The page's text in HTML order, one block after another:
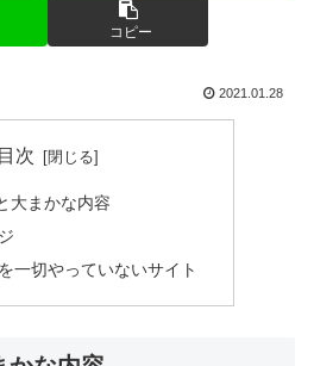
コピー
2021.01.28
目次
大まかな内容
一切やっていないサイト